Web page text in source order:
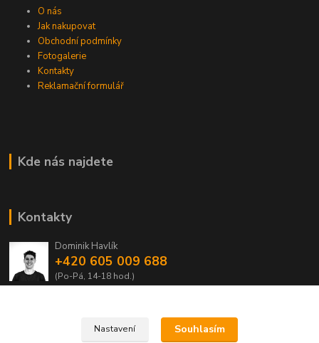
O nás
Jak nakupovat
Obchodní podmínky
Fotogalerie
Kontakty
Reklamační formulář
Kde nás najdete
Kontakty
Dominik Havlík
+420 605 009 688
(Po-Pá, 14-18 hod.)
Nastavení Souhlasím